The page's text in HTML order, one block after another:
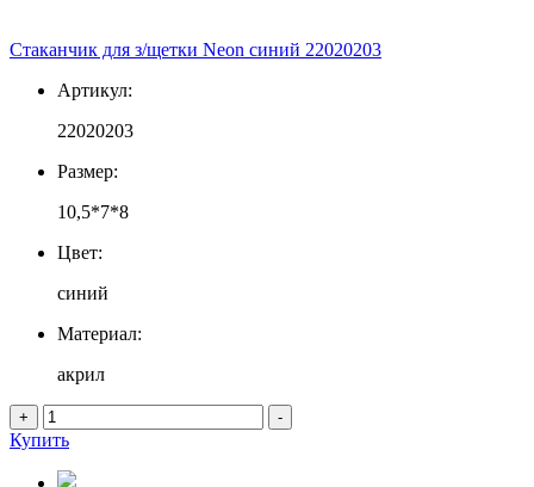
Стаканчик для з/щетки Neon синий 22020203
Артикул:
22020203
Размер:
10,5*7*8
Цвет:
синий
Материал:
акрил
+ -
Купить